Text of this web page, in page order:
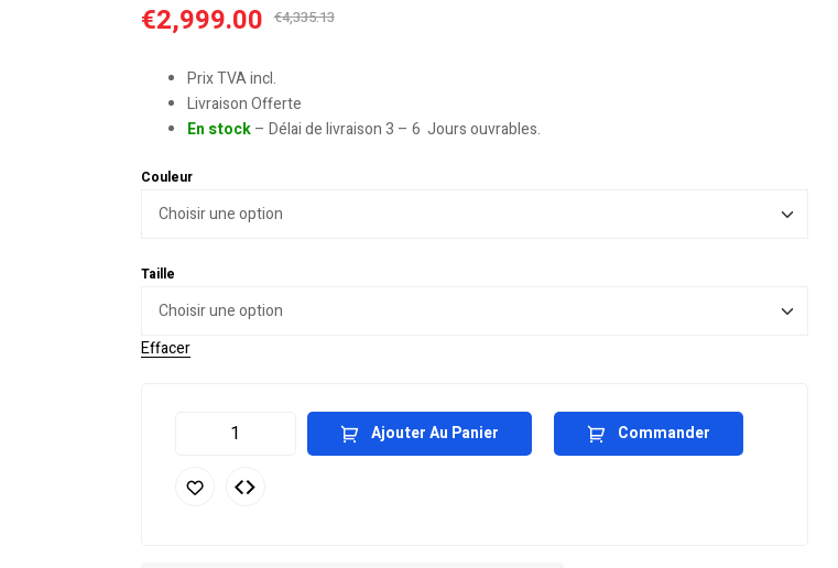
€4,335.13
€2,999.00
Prix TVA incl.
Livraison Offerte
En stock – Délai de livraison 3 – 6 Jours ouvrables.
Couleur
Taille
Effacer
Ajouter Au Panier Commander